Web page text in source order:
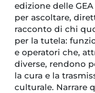
edizione delle
per ascoltare,
racconto di chi
per la tutela:
e operatori che,
diverse, rendono
la cura e la
culturale. Narrare